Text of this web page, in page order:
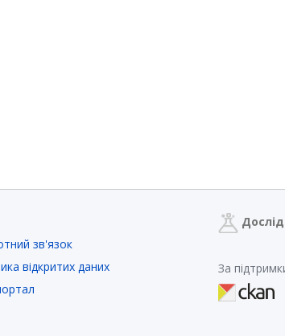
зв'язок
відкритих даних
За